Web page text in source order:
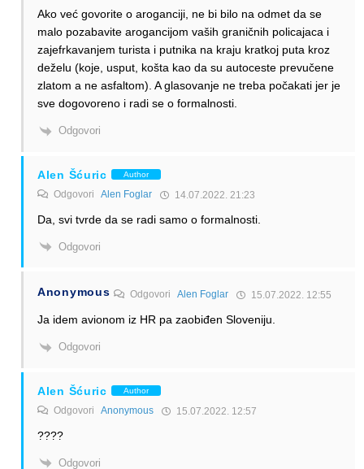
Ako već govorite o aroganciji, ne bi bilo na odmet da se
malo pozabavite arogancijom vaših graničnih policajaca i
zajefrkavanjem turista i putnika na kraju kratkoj puta kroz
deželu (koje, usput, košta kao da su autoceste prevučene
zlatom a ne asfaltom). A glasovanje ne treba počakati jer je
sve dogovoreno i radi se o formalnosti.
Odgovori
Alen Šćuric Author
Odgovori Alen Foglar 14.07.2022. 21:23
Da, svi tvrde da se radi samo o formalnosti.
Odgovori
Anonymous OdgovoriAlen Foglar 15.07.2022. 12:55
Ja idem avionom iz HR pa zaobiđen Sloveniju.
Odgovori
Alen Šćuric Author
Odgovori Anonymous 15.07.2022. 12:57
????
Odgovori